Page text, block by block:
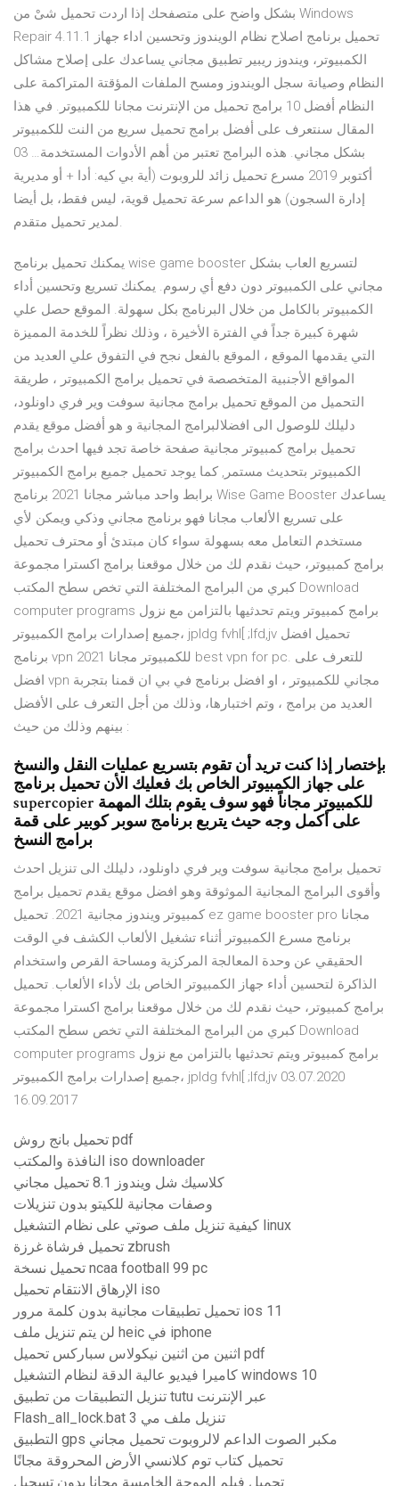
بشكل واضح على متصفحك إذا اردت تحميل شىْ من Windows
Repair 4.11.1 تحميل برنامج اصلاح نظام الويندوز وتحسين اداء جهاز
الكمبيوتر، ويندوز ريبير تطبيق مجاني يساعدك على إصلاح مشاكل
النظام وصيانة سجل الويندوز ومسح الملفات المؤقتة المتراكمة على
النظام أفضل 10 برامج تحميل من الإنترنت مجانا للكمبيوتر. في هذا
المقال سنتعرف على أفضل برامج تحميل سريع من النت للكمبيوتر
بشكل مجاني. هذه البرامج تعتبر من أهم الأدوات المستخدمة… 03
أكتوبر 2019 مسرع تحميل زائد للروبوت (أية بي كيه: أدا + أو مديرية
إدارة السجون) هو الداعم سرعة تحميل قوية، ليس فقط، بل أيضا
لمدير تحميل متقدم.
يمكنك تحميل برنامج wise game booster لتسريع العاب بشكل
مجاني على الكمبيوتر دون دفع أي رسوم. يمكنك تسريع وتحسين أداء
الكمبيوتر بالكامل من خلال البرنامج بكل سهولة. الموقع حصل علي
شهرة كبيرة جداً في الفترة الأخيرة ، وذلك نظراً للخدمة المميزة
التي يقدمها الموقع ، الموقع بالفعل نجح في التفوق علي العديد من
المواقع الأجنبية المتخصصة في تحميل برامج الكمبيوتر ، طريقة
التحميل من الموقع تحميل برامج مجانية سوفت وير فري داونلود،
دليلك للوصول الى افضلالبرامج المجانية و هو أفضل موقع يقدم
تحميل برامج كمبيوتر مجانية صفحة خاصة تجد فيها احدث برامج
الكمبيوتر بتحديث مستمر, كما يوجد تحميل جميع برامج الكمبيوتر
برابط واحد مباشر مجانا 2021 برنامج Wise Game Booster يساعدك
على تسريع الألعاب مجانا فهو برنامج مجاني وذكي ويمكن لأي
مستخدم التعامل معه بسهولة سواء كان مبتدئ أو محترف تحميل
برامج كمبيوتر، حيث نقدم لك من خلال موقعنا برامج اكسترا مجموعة
كبري من البرامج المختلفة التي تخص سطح المكتب Download
computer programs برامج كمبيوتر ويتم تحدثيها بالتزامن مع نزول
جميع إصدارات برامج الكمبيوتر، jpldg fvhl[ ;lfd,jv تحميل افضل
برنامج vpn للكمبيوتر مجانا 2021 best vpn for pc. للتعرف على
افضل vpn مجاني للكمبيوتر ، او افضل برنامج في بي ان قمنا بتجربة
العديد من برامج ، وتم اختبارها، وذلك من أجل التعرف على الأفضل
بينهم وذلك من حيث :
بإختصار إذا كنت تريد أن تقوم بتسريع عمليات النقل والنسخ
على جهاز الكمبيوتر الخاص بك فعليك الأن تحميل برنامج
supercopier للكمبيوتر مجاناً فهو سوف يقوم بتلك المهمة
على أكمل وجه حيث يتربع برنامج سوبر كوبير على قمة
برامج النسخ
تحميل برامج مجانية سوفت وير فري داونلود، دليلك الى تنزيل احدث
وأقوى البرامج المجانية الموثوقة وهو افضل موقع يقدم تحميل برامج
كمبيوتر ويندوز مجانية 2021. تحميل ez game booster pro مجانا
برنامج مسرع الكمبيوتر أثناء تشغيل الألعاب الكشف في الوقت
الحقيقي عن وحدة المعالجة المركزية ومساحة القرص واستخدام
الذاكرة لتحسين أداء جهاز الكمبيوتر الخاص بك لأداء الألعاب. تحميل
برامج كمبيوتر، حيث نقدم لك من خلال موقعنا برامج اكسترا مجموعة
كبري من البرامج المختلفة التي تخص سطح المكتب Download
computer programs برامج كمبيوتر ويتم تحدثيها بالتزامن مع نزول
جميع إصدارات برامج الكمبيوتر، jpldg fvhl[ ;lfd,jv 03.07.2020
16.09.2017
تحميل بانج روش pdf
النافذة والمكتب iso downloader
كلاسيك شل ويندوز 8.1 تحميل مجاني
وصفات مجانية للكيتو بدون تنزيلات
كيفية تنزيل ملف صوتي على نظام التشغيل linux
تحميل فرشاة غرزة zbrush
تحميل نسخة ncaa football 99 pc
الإرهاق الانتقام تحميل iso
تحميل تطبيقات مجانية بدون كلمة مرور ios 11
لن يتم تنزيل ملف heic في iphone
اثنين من اثنين نيكولاس سباركس تحميل pdf
كاميرا فيديو عالية الدقة لنظام التشغيل windows 10
تنزيل التطبيقات من تطبيق tutu عبر الإنترنت
Flash_all_lock.bat تنزيل ملف مي 3
التطبيق gps مكبر الصوت الداعم لالروبوت تحميل مجاني
تحميل كتاب توم كلانسي الأرض المحروقة مجانًا
تحميل فيلم الموجة الخامسة مجانا بدون تسجيل